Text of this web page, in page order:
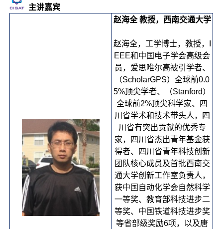
主讲嘉宾
赵海全 教授，西南交通大学
赵海全，工学博士，教授，I
EEE和中国电子学会高级会
员，爱思唯尔高被引学者、
（ScholarGPS）全球前0.0
5%顶尖学者、（Stanford）
全球前2%顶尖科学家、四
川省学术和技术带头人，四
川省有突出贡献的优秀专
家，四川省杰出青年基金获
得者、四川省青年科技创新
团队核心成员及首批西南交
通大学创新工作室负责人，
获中国自动化学会自然科学
一等奖、教育部科技进步二
等奖、中国铁道科技进步奖
等省部级奖励6项，以及唐